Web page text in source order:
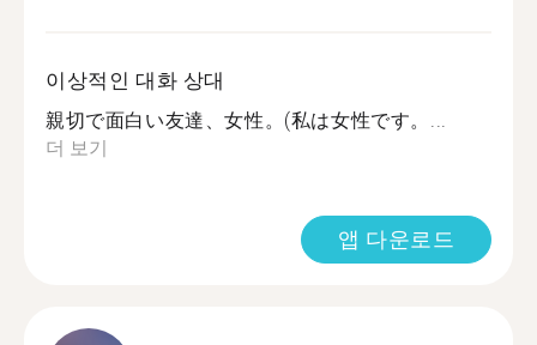
이상적인 대화 상대
親切で面白い友達、女性。(私は女性です。...
더 보기
앱 다운로드